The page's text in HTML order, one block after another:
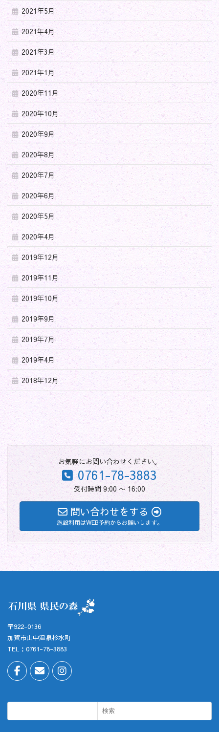
2021年5月
2021年4月
2021年3月
2021年1月
2020年11月
2020年10月
2020年9月
2020年8月
2020年7月
2020年6月
2020年5月
2020年4月
2019年12月
2019年11月
2019年10月
2019年9月
2019年7月
2019年4月
2018年12月
お気軽にお問い合わせください。
0761-78-3883
受付時間 9:00 〜 16:00
問い合わせをする
施設利用はWEB予約からお願いします。
〒922-0136
加賀市山中温泉杉水町
TEL：0761-78-3883
検索